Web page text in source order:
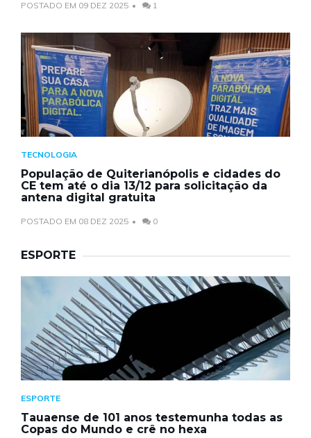
POSTADO EM 09 DEZ 2025 1
TECNOLOGIA
População de Quiterianópolis e cidades do
CE tem até o dia 13/12 para solicitação da
antena digital gratuita
POSTADO EM 08 DEZ 2025 0
ESPORTE
ESPORTE
Tauaense de 101 anos testemunha todas as
Copas do Mundo e crê no hexa